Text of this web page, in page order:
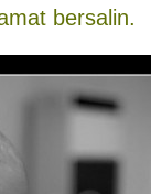
bersalin.